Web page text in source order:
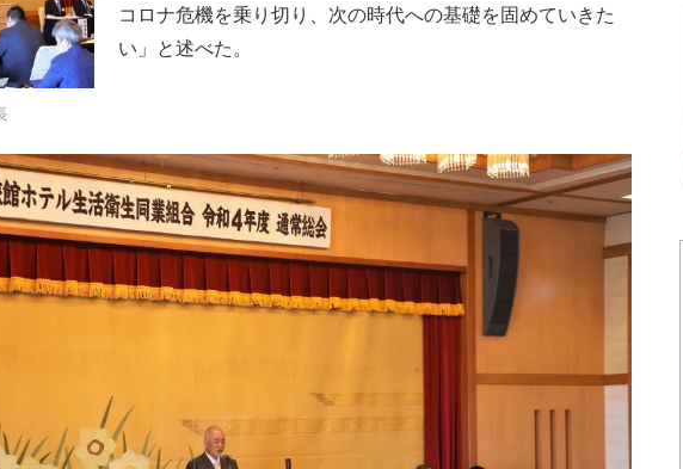
コロナ危機を乗り切り、次の時代への基礎を固めていきた
い」と述べた。